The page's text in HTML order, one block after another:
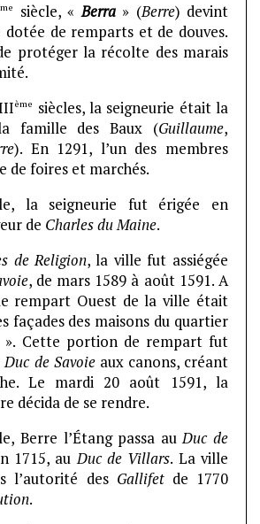
siècle, «Berra» (Berre) devint
de remparts et de douves.
protéger la récolte des marais
ème siècles, la seigneurie était la
famille des Baux (Guillaume,
). En 1291, l’un des membres
de foires et marchés.
la seigneurie fut érigée en
de Charles du Maine.
de Religion, la ville fut assiégée
, de mars 1589 à août 1591. A
rempart Ouest de la ville était
façades des maisons du quartier
». Cette portion de rempart fut
Duc de Savoieaux canons, créant
Le mardi 20 août 1591, la
décida de se rendre.
Berre l’Étang passa auDuc de
1715, auDuc de Villars. La ville
l’autorité des Gallifetde 1770
.